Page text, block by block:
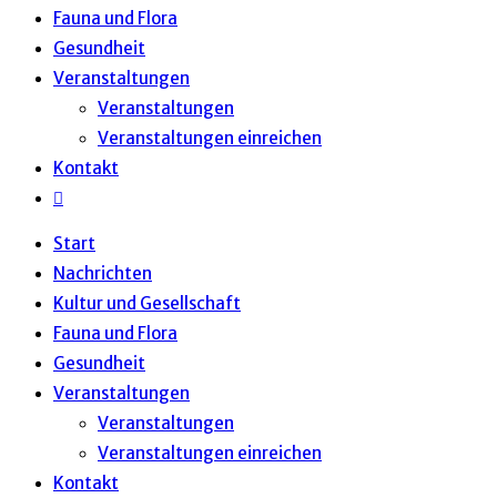
Fauna und Flora
Gesundheit
Veranstaltungen
Veranstaltungen
Veranstaltungen einreichen
Kontakt
Website-
umschalten
Start
Nachrichten
Kultur und Gesellschaft
Fauna und Flora
Gesundheit
Veranstaltungen
Veranstaltungen
Veranstaltungen einreichen
Kontakt